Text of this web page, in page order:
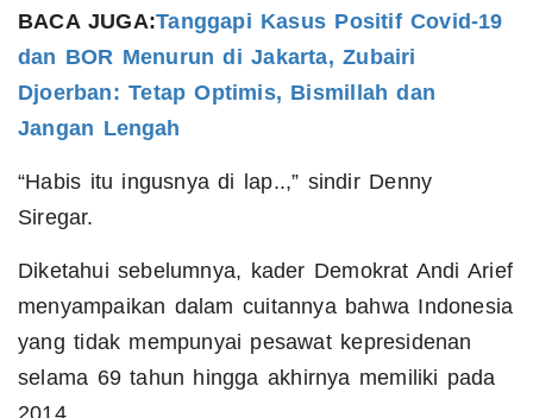
BACA JUGA:Tanggapi Kasus Positif Covid-19
dan BOR Menurun di Jakarta, Zubairi
Djoerban: Tetap Optimis, Bismillah dan
Jangan Lengah
“Habis itu ingusnya di lap..,” sindir Denny
Siregar.
Diketahui sebelumnya, kader Demokrat Andi Arief
menyampaikan dalam cuitannya bahwa Indonesia
yang tidak mempunyai pesawat kepresidenan
selama 69 tahun hingga akhirnya memiliki pada